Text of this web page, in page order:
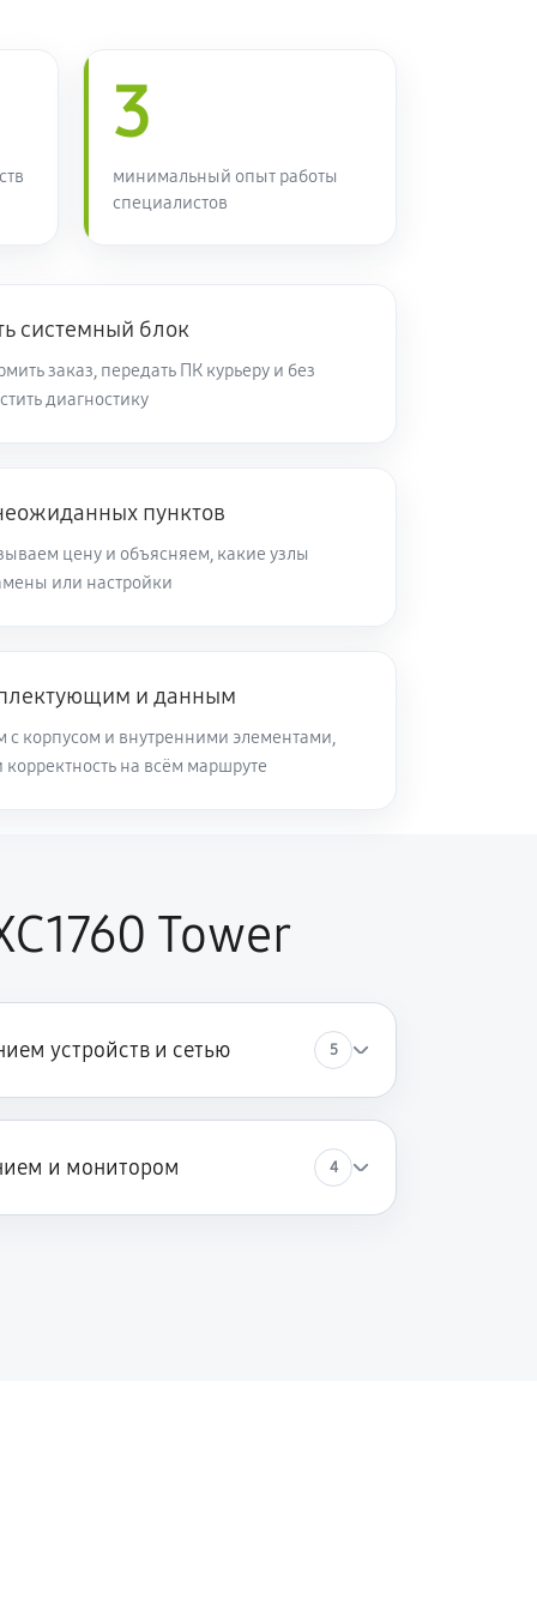
3
минимальный опыт работы
специалистов
системный блок
заказ, передать ПК курьеру и без
диагностику
пунктов
цену и объясняем, какие узлы
или настройки
и данным
с корпусом и внутренними элементами,
на всём маршруте
Tower
устройств и сетью 5
и монитором 4